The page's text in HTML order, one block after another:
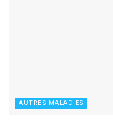
AUTRES MALADIES